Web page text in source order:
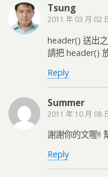
Tsung
2011 年 03 月 02
header() 送出
請把 header()
Reply
Summer
2011 年 10 月 08
謝謝你的文喔!!
Reply